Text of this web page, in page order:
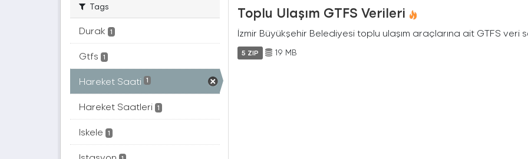
Tags
Durak 1
Gtfs 1
Hareket Saati 1
Hareket Saatleri 1
Iskele 1
Toplu Ulaşım GTFS Verileri
İzmir Büyükşehir Belediyesi toplu ulaşım araçlarına ait GTFS veri
5 ZIP 19 MB